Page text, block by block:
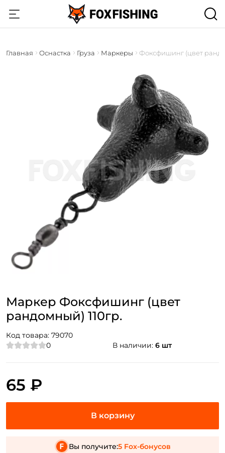
Главная Оснастка Груза Маркеры Фоксфишинг (цвет
Маркер Фоксфишинг (цвет
рандомный) 110гр.
Код товара: 79070
0
В наличии: 6 шт
65 ₽
Вы получите:5 Fox-бонусов